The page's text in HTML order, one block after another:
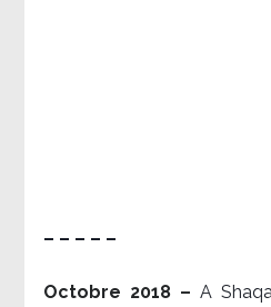
– – – – –
Octobre 2018 – A